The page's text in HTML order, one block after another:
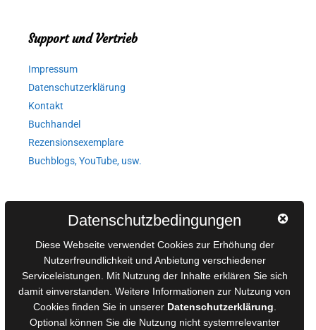
Support und Vertrieb
Impressum
Datenschutzerklärung
Kontakt
Buchhandel
Rezensionsexemplare
Buchblogs, YouTube, usw.
AGB für Medienprojekte
Online-Artikel
Manuskripte einreichen
Ausschreibungen
Belegexemplare
Datenschutzbedingungen
Diese Webseite verwendet Cookies zur Erhöhung der
Nutzerfreundlichkeit und Anbietung verschiedener
Serviceleistungen. Mit Nutzung der Inhalte erklären Sie sich
damit einverstanden. Weitere Informationen zur Nutzung von
Cookies finden Sie in unserer Datenschutzerklärung
Optional können Sie die Nutzung nicht systemrelevanter